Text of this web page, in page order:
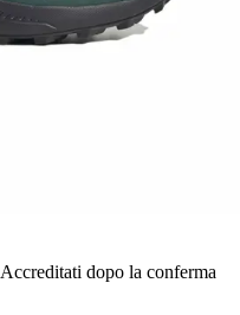
Accreditati dopo la conferma